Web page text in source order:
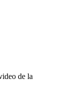
de la